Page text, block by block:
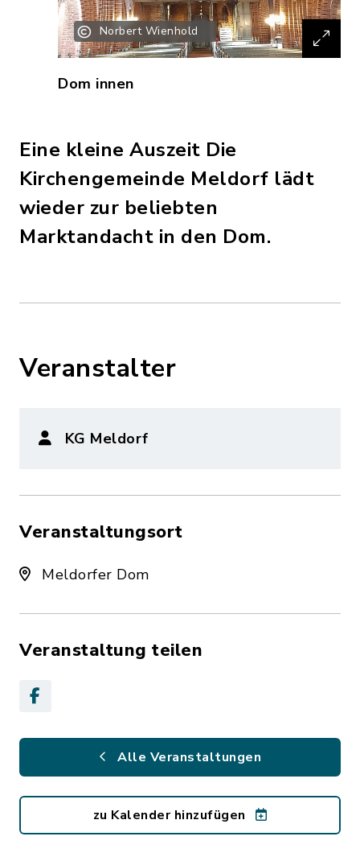
Norbert Wienhold
Dom innen
Eine kleine Auszeit Die
Kirchengemeinde Meldorf lädt
wieder zur beliebten
Marktandacht in den Dom.
Veranstalter
KG Meldorf
Veranstaltungsort
Meldorfer Dom
Veranstaltung teilen
Alle Veranstaltungen
zu Kalender hinzufügen